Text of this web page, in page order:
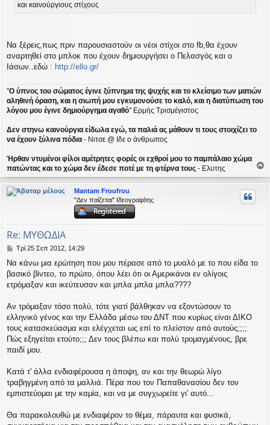
και καινούργιους στίχους
Να ξέρεις,πως πριν παρουσιαστούν οι νέοι στίχοι στο fb,θα έχουν
αναρτηθεί στο μπλοκ που έχουν δημιουργήσει ο Πελασγός και ο
Ιάσων..εδώ : http://ello.gr/
"Ο ύπνος του σώματος έγινε ξύπνημα της ψυχής και το κλείσιμο των ματιών
αληθινή όραση, και η σιωπή μου εγκυμονούσε το καλό, και η διατύπωση του
λόγου μου έγινε δημιούργημα αγαθό" Ερμής Τρισμέγιστος
Δεν στηνω καινούργια είδωλα εγώ, τα παλιά ας μάθουν τι τους στοιχίζει το
να έχουν ξύλινα πόδια - Νιτσε @ Ιδε ο άνθρωπος
Ήρθαν ντυμένοι φίλοι αμέτρητες φορές οι εχθροί μου το παμπάλαιο χώμα
πατώντας και το χώμα δεν έδεσε ποτέ με τη φτέρνα τους - Ελυτης
ο
ρ
Mantam Froufrou
"Δεν παίζεται" Ιδεογραφίτης
Re: ΜΥΘΩΔΙΑ
Δ
μ
ο
σ
υ
σ
η
Τρί 25 Σεπ 2012, 14:29
Να κάνω μια ερώτηση που μου πέρασε από το μυαλό με το που είδα το
βασικό βίντεο, το πρώτο, όπου λέει ότι οι Αμερικάνοι εν ολίγοις
ετρόμαξαν και ικεύτευσαν και μπλα μπλα μπλα????
Αν τρόμαξαν τόσο πολύ, τότε γιατί βάλθηκαν να εξοντώσουν το
ελληνικό γένος και την Ελλάδα μέσω του ΔΝΤ που κυρίως είναι ΔΙΚΟ
τους κατασκεύασμα και ελέγχεται ως επί το πλείστον από αυτούς;;;;
Πώς εξηγείται ετούτο;;; Δεν τους βλέπω και πολύ τρομαγμένους, βρε
παιδί μου.
Κατά τ' άλλα ενδιαφέρουσα η άποψη, αν και την θεωρώ λίγο
τραβηγμένη από τα μαλλιά. Πέρα που τον Παπαθανασίου δεν τον
εμπιστεύομαι με την καμία, και να με συγχωρείτε γι' αυτό...
Θα παρακολουθώ με ενδιαφέρον το θέμα, πάραυτα και φυσικά,